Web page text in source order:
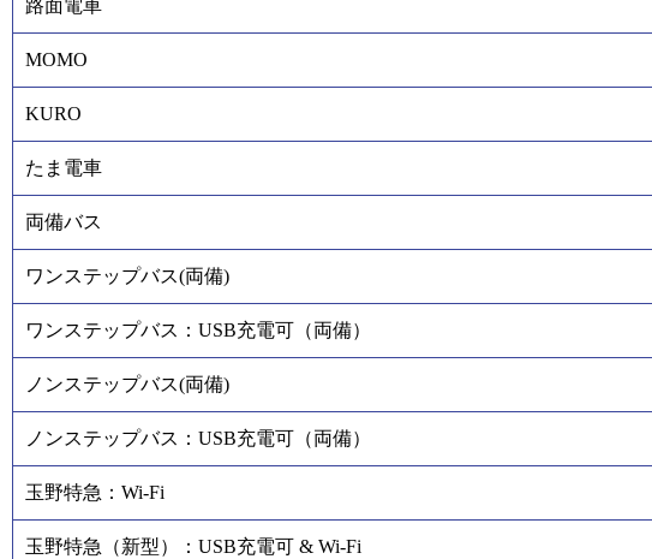
路面電車
MOMO
KURO
たま電車
両備バス
ワンステップバス(両備)
ワンステップバス：USB充電可（両備）
ノンステップバス(両備)
ノンステップバス：USB充電可（両備）
玉野特急：Wi-Fi
玉野特急（新型）：USB充電可 & Wi-Fi